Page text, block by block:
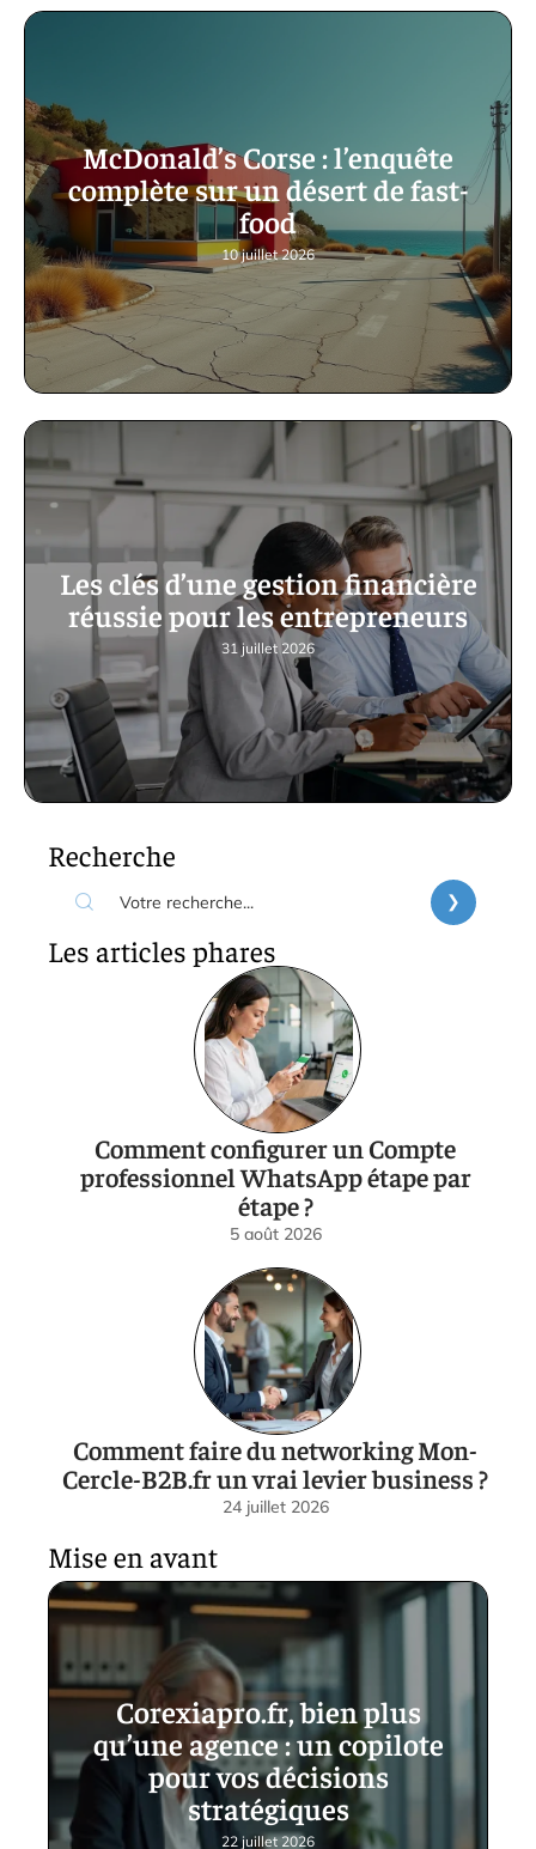
McDonald’s Corse : l’enquête
complète sur un désert de fast-
food
10 juillet 2026
Les clés d’une gestion financière
réussie pour les entrepreneurs
31 juillet 2026
Recherche
Les articles phares
Comment configurer un Compte
professionnel WhatsApp étape par
étape ?
5 août 2026
Comment faire du networking Mon-
Cercle-B2B.fr un vrai levier business ?
24 juillet 2026
Mise en avant
Corexiapro.fr, bien plus
qu’une agence : un copilote
pour vos décisions
stratégiques
22 juillet 2026